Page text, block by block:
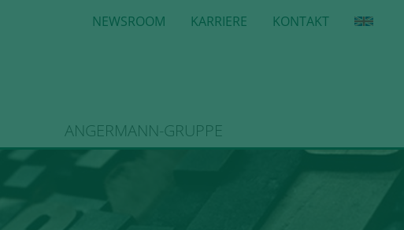
NEWSROOM KARRIERE KONTAKT
ANGERMANN-GRUPPE